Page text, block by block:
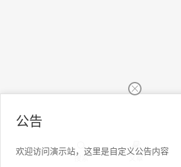
搜索 文章
公告
欢迎访问演示站，这里是自定义公告内容